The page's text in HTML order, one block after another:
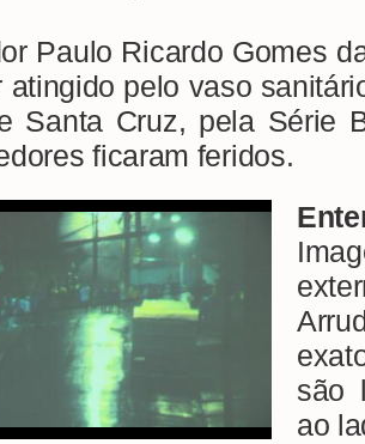
Paulo Ricardo Gomes
atingido pelo vaso
Santa Cruz, pela Série
ficaram feridos.
são
ao